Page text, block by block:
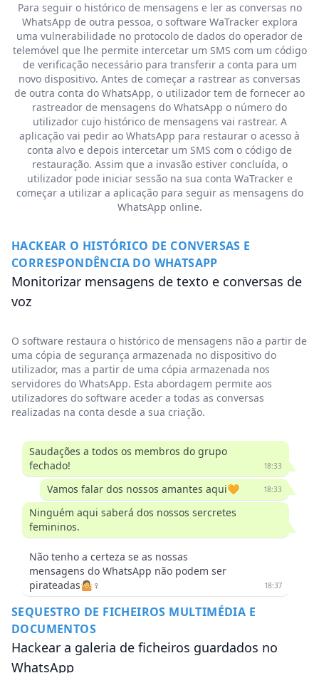
Para seguir o histórico de mensagens e ler as conversas no
WhatsApp de outra pessoa, o software WaTracker explora
uma vulnerabilidade no protocolo de dados do operador de
telemóvel que lhe permite intercetar um SMS com um código
de verificação necessário para transferir a conta para um
novo dispositivo. Antes de começar a rastrear as conversas
de outra conta do WhatsApp, o utilizador tem de fornecer ao
rastreador de mensagens do WhatsApp o número do
utilizador cujo histórico de mensagens vai rastrear. A
aplicação vai pedir ao WhatsApp para restaurar o acesso à
conta alvo e depois intercetar um SMS com o código de
restauração. Assim que a invasão estiver concluída, o
utilizador pode iniciar sessão na sua conta WaTracker e
começar a utilizar a aplicação para seguir as mensagens do
WhatsApp online.
HACKEAR O HISTÓRICO DE CONVERSAS E
CORRESPONDÊNCIA DO WHATSAPP
Monitorizar mensagens de texto e conversas de
voz
O software restaura o histórico de mensagens não a partir de
uma cópia de segurança armazenada no dispositivo do
utilizador, mas a partir de uma cópia armazenada nos
servidores do WhatsApp. Esta abordagem permite aos
utilizadores do software aceder a todas as conversas
realizadas na conta desde a sua criação.
18:33
Saudações a todos os membros do grupo
fechado!
18:33
Vamos falar dos nossos amantes aqui🧡
Ninguém aqui saberá dos nossos sercretes
femininos.
18:37
Não tenho a certeza se as nossas
mensagens do WhatsApp não podem ser
pirateadas🤷♀️
SEQUESTRO DE FICHEIROS MULTIMÉDIA E
DOCUMENTOS
Hackear a galeria de ficheiros guardados no
WhatsApp